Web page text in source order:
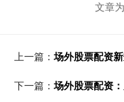
文章
上一篇：场外股票配资
下一篇：场外股票配资